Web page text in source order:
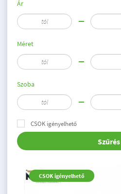
Ár
Méret
Szoba
CSOK igényelhető
Szűrés
CSOK igényelhető